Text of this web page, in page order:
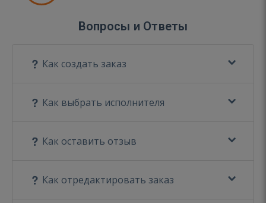
Вопросы и Ответы
Как создать заказ
Как выбрать исполнителя
Как оставить отзыв
Как отредактировать заказ